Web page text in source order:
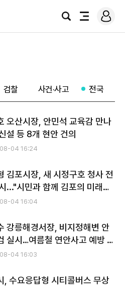
검
전
로
그
검찰 사건·사고 전국
오산시장, 안민석 교육감 만나
설 등 8개 현안 건의
04 16:24
김포시장, 새 시정구호 청사 전
..."시민과 함께 김포의 미래
만들겠다"
04 16:04
강릉해경서장, 비지정해변 안
실시…여름철 연안사고 예방 총
04 16:03
, 수요응답형 시티콜버스 무상